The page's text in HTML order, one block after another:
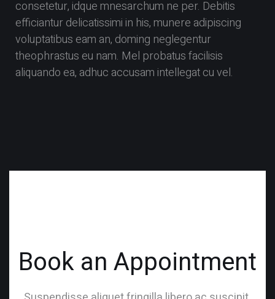
consetetur, idque mnesarchum ne per. Debitis
efficiantur delicatissimi in his, munere adipiscing
voluptatibus eam an, doming neglegentur
theophrastus eu nam. Mel probatus facilisis
aliquando ea, adhuc accusam intellegat cu vel.
Book an Appointment